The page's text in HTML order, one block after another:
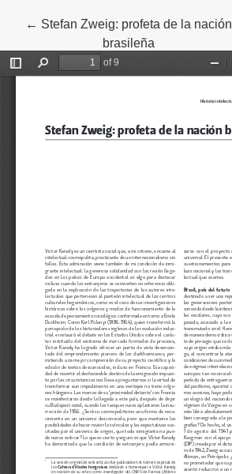
← Volver a los detalles del artículo
Stefan Zweig: profeta de la nación
brasileña